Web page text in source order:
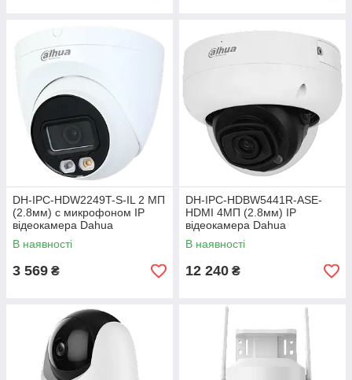
DH-IPC-HDW2249T-S-IL 2 МП
(2.8мм) с микрофоном IP
відеокамера Dahua
В наявності
3 569 ₴
DH-IPC-HDBW5441R-ASE-
HDMI 4МП (2.8мм) IP
відеокамера Dahua
В наявності
12 240 ₴